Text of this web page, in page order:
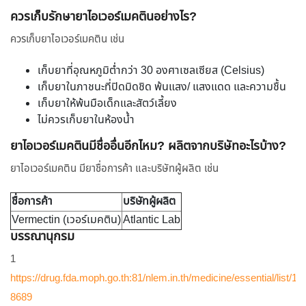
ควรเก็บรักษายาไอเวอร์เมคตินอย่างไร?
ควรเก็บยาไอเวอร์เมคติน เช่น
เก็บยาที่อุณหภูมิต่ำกว่า 30 องศาเซลเซียส (Celsius)
เก็บยาในภาชนะที่ปิดมิดชิด พ้นแสง/ แสงแดด และความชื้น
เก็บยาให้พ้นมือเด็กและสัตว์เลี้ยง
ไม่ควรเก็บยาในห้องน้ำ
ยาไอเวอร์เมคตินมีชื่ออื่นอีกไหม? ผลิตจากบริษัทอะไรบ้าง?
ยาไอเวอร์เมคติน มียาชื่อการค้า และบริษัทผู้ผลิต เช่น
ชื่อการค้า
บริษัทผู้ผลิต
Vermectin (เวอร์เมคติน)Atlantic Lab
บรรณานุกรม
1
https://drug.fda.moph.go.th:81/nlem.in.th/medicine/essential/list/
8689